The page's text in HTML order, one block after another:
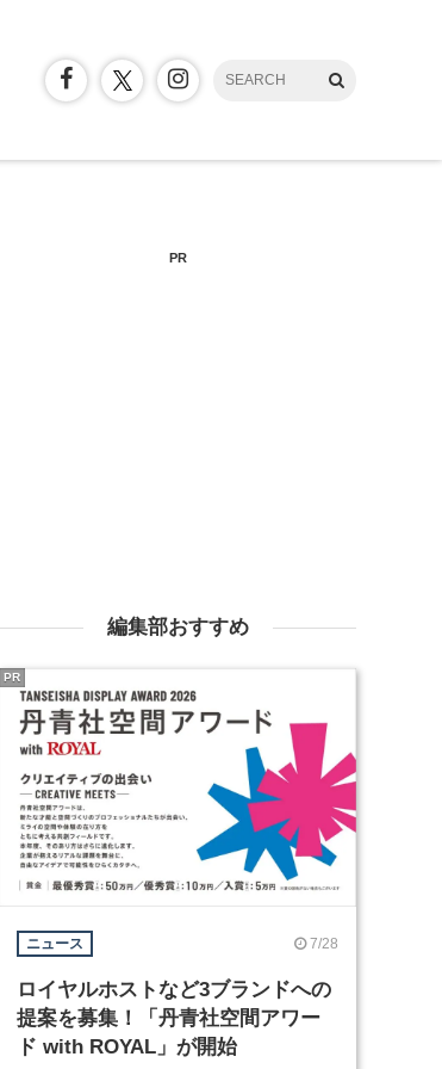
PR
編集部おすすめ
ニュース 7/28
ロイヤルホストなど3ブランドへの
提案を募集！「丹青社空間アワー
ド with ROYAL」が開始
PR